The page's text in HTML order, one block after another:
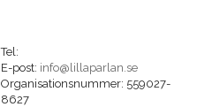
Tel:
E-post: info@lillaparlan.se
Organisationsnummer: 559027-
8627